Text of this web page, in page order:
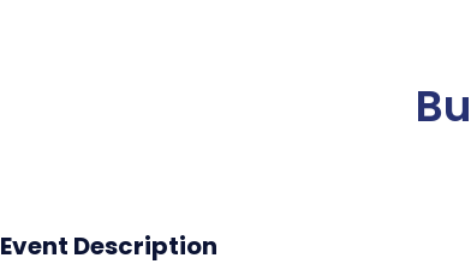
Event Description